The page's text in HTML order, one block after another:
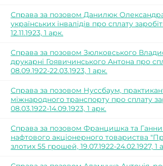
Справа за позовом Данилюк
українських інвалідів про сплату
12.11.1923, 1 арк.
Справа за позовом Зюлковського
друкарні Гоявичинського Антона про
08.09.1922-22.03.1923, 1 арк.
Справа за позовом Нуссбаум,
міжнародного транспорту про сплату
08.03.1922-14.09.1923, 1 арк.
Справа за позовом Францишка та
нафтового акціонерного товариства
злотих 55 грошей, 19.07.1922-24.02.1927, 1